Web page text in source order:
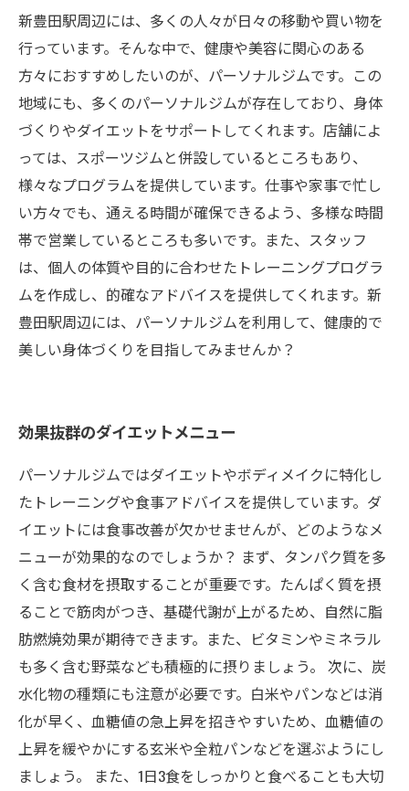
新豊田駅周辺には、多くの人々が日々の移動や買い物を
行っています。そんな中で、健康や美容に関心のある
方々におすすめしたいのが、パーソナルジムです。この
地域にも、多くのパーソナルジムが存在しており、身体
づくりやダイエットをサポートしてくれます。店舗によ
っては、スポーツジムと併設しているところもあり、
様々なプログラムを提供しています。仕事や家事で忙し
い方々でも、通える時間が確保できるよう、多様な時間
帯で営業しているところも多いです。また、スタッフ
は、個人の体質や目的に合わせたトレーニングプログラ
ムを作成し、的確なアドバイスを提供してくれます。新
豊田駅周辺には、パーソナルジムを利用して、健康的で
美しい身体づくりを目指してみませんか？
効果抜群のダイエットメニュー
パーソナルジムではダイエットやボディメイクに特化し
たトレーニングや食事アドバイスを提供しています。ダ
イエットには食事改善が欠かせませんが、どのようなメ
ニューが効果的なのでしょうか？ まず、タンパク質を多
く含む食材を摂取することが重要です。たんぱく質を摂
ることで筋肉がつき、基礎代謝が上がるため、自然に脂
肪燃焼効果が期待できます。また、ビタミンやミネラル
も多く含む野菜なども積極的に摂りましょう。 次に、炭
水化物の種類にも注意が必要です。白米やパンなどは消
化が早く、血糖値の急上昇を招きやすいため、血糖値の
上昇を緩やかにする玄米や全粒パンなどを選ぶようにし
ましょう。 また、1日3食をしっかりと食べることも大切